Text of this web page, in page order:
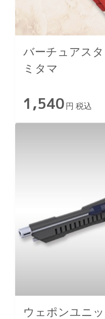
バーチュアス
ミタマ
1,540 円 税込
ウェポンユニ